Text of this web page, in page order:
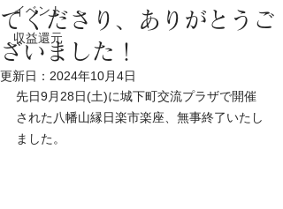
イベント
収益還元
てくださり、ありがとうご
ざいました！
更新日： 2024年10月4日
先日9月28日(土)に城下町交流プラザで開催
された八幡山縁日楽市楽座、無事終了いたし
ました。